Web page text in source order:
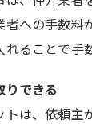
への手数料
ることで手
りできる
は、依頼主